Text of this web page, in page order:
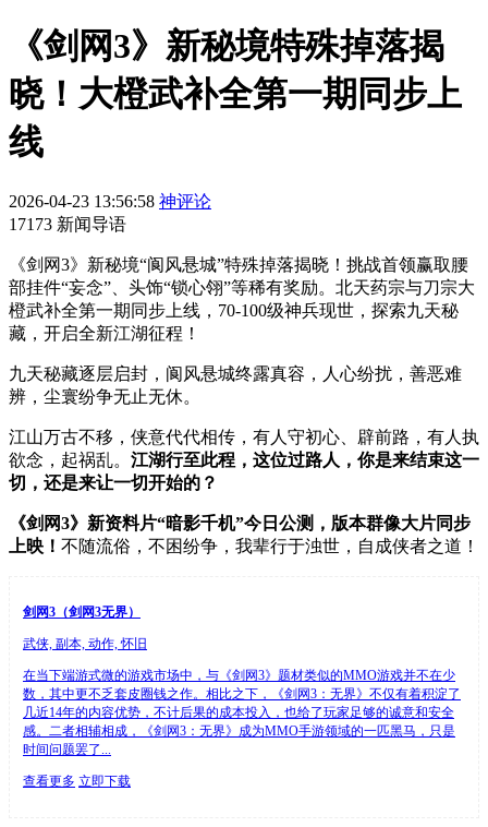
《剑网3》新秘境特殊掉落揭
晓！大橙武补全第一期同步上
线
2026-04-23 13:56:58 神评论
17173 新闻导语
《剑网3》新秘境“阆风悬城”特殊掉落揭晓！挑战首领赢取腰
部挂件“妄念”、头饰“锁心翎”等稀有奖励。北天药宗与刀宗大
橙武补全第一期同步上线，70-100级神兵现世，探索九天秘
藏，开启全新江湖征程！
九天秘藏逐层启封，阆风悬城终露真容，人心纷扰，善恶难
辨，尘寰纷争无止无休。
江山万古不移，侠意代代相传，有人守初心、辟前路，有人执
欲念，起祸乱。 江湖行至此程，这位过路人，你是来结束这一
切，还是来让一切开始的？
《剑网3》新资料片“暗影千机”今日公测，版本群像大片同步
上映！ 不随流俗，不困纷争，我辈行于浊世，自成侠者之道！
剑网3（剑网3无界）
武侠, 副本, 动作, 怀旧
在当下端游式微的游戏市场中，与《剑网3》题材类似的MMO游戏并不在少
数，其中更不乏套皮圈钱之作。相比之下，《剑网3：无界》不仅有着积淀了
几近14年的内容优势，不计后果的成本投入，也给了玩家足够的诚意和安全
感。二者相辅相成，《剑网3：无界》成为MMO手游领域的一匹黑马，只是
时间问题罢了...
查看更多 立即下载